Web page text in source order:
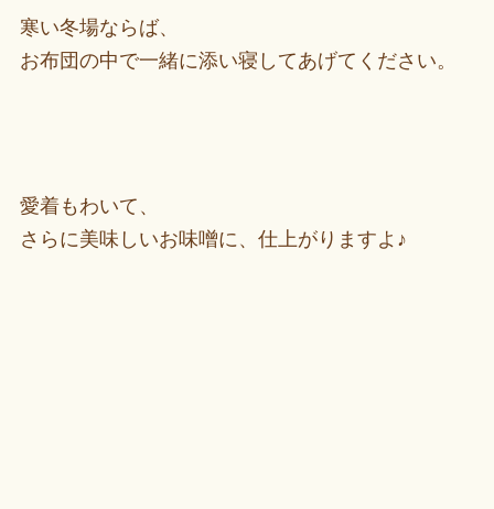
寒い冬場ならば、
お布団の中で一緒に添い寝してあげてください。
愛着もわいて、
さらに美味しいお味噌に、仕上がりますよ♪